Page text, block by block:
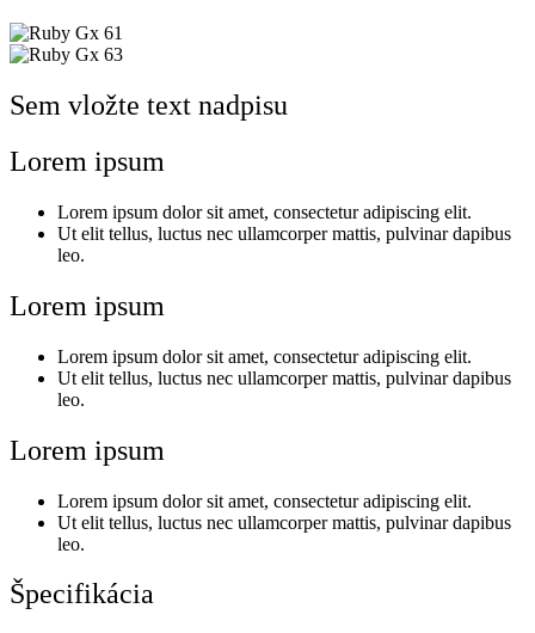
Sem vložte text nadpisu
Lorem ipsum
Lorem ipsum dolor sit amet, consectetur adipiscing elit.
Ut elit tellus, luctus nec ullamcorper mattis, pulvinar dapibus
leo.
Lorem ipsum
Lorem ipsum dolor sit amet, consectetur adipiscing elit.
Ut elit tellus, luctus nec ullamcorper mattis, pulvinar dapibus
leo.
Lorem ipsum
Lorem ipsum dolor sit amet, consectetur adipiscing elit.
Ut elit tellus, luctus nec ullamcorper mattis, pulvinar dapibus
leo.
Špecifikácia